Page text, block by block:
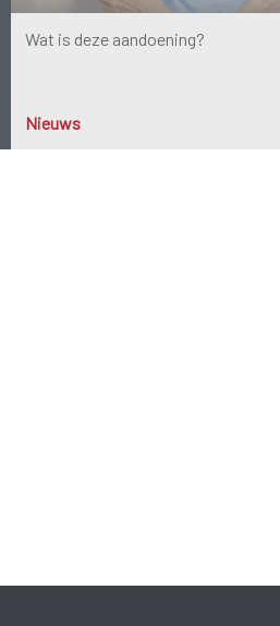
Wat is deze aandoening?
Nieuws